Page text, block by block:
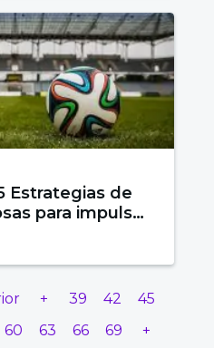
Estrategias de
para impulsar
+ 39 42
45
60 63 66 69
+